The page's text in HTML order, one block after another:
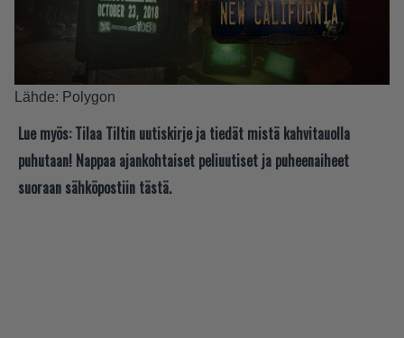
Lähde: Polygon
Lue myös: Tilaa Tiltin uutiskirje ja tiedät mistä kahvitauolla
puhutaan! Nappaa ajankohtaiset peliuutiset ja puheenaiheet
suoraan sähköpostiin tästä.